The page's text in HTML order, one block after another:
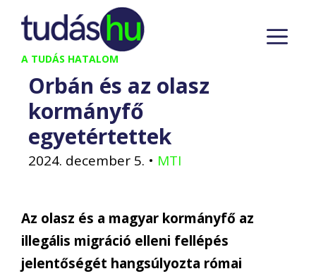
Kilépés
tartalomba
A TUDÁS HATALOM
Orbán és az olasz
kormányfő
egyetértettek
2024. december 5. • MTI
Az olasz és a magyar kormányfő az
illegális migráció elleni fellépés
jelentőségét hangsúlyozta római